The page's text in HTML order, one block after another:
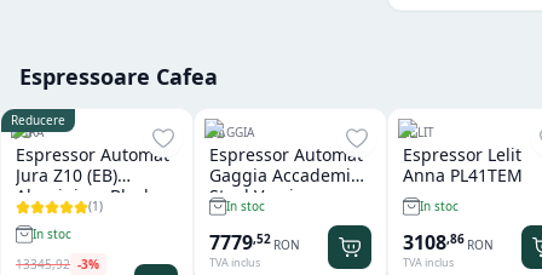
Espressoare Cafea
Reducere
JURA
Espressor Automat
Jura Z10 (EB)
Aluminium Black
(1)
In stoc
13345,92 -3%
GAGGIA
Espressor Automat
Gaggia Accademia
Steel Version
In stoc
7779,52 RON
TVA inclus
LELIT
Espressor Lelit
Anna PL41TEM
In stoc
3108,86 RON
TVA inclus